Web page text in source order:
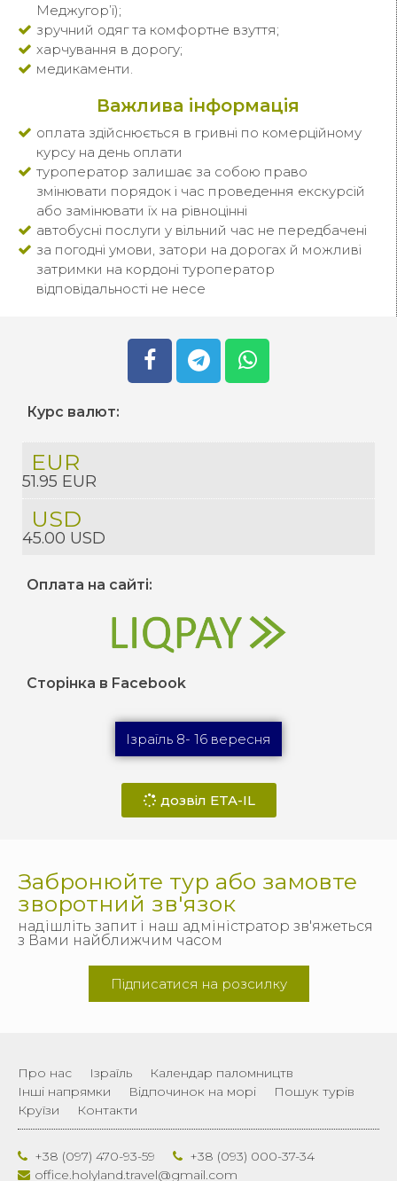
Меджугор’ї);
зручний одяг та комфортне взуття;
харчування в дорогу;
медикаменти.
Важлива інформація
оплата здійснюється в гривні по комерційному
курсу на день оплати
туроператор залишає за собою право
змінювати порядок і час проведення екскурсій
або замінювати їх на рівноцінні
автобусні послуги у вільний час не передбачені
за погодні умови, затори на дорогах й можливі
затримки на кордоні туроператор
відповідальності не несе
Курс валют:
EUR
51.95 EUR
USD
45.00 USD
Оплата на сайті:
Сторінка в Facebook
Ізраїль 8- 16 вересня
дозвіл ETA-IL
Забронюйте тур або замовте
зворотний зв'язок
надішліть запит і наш адміністратор зв'яжеться
з Вами найближчим часом
Підписатися на розсилку
Про нас Ізраїль
Календар паломництв
Інші напрямки
Відпочинок на морі
Пошук турів
Круїзи
Контакти
+38 (097) 470-93-59
+38 (093) 000-37-34
office.holyland.travel@gmail.com